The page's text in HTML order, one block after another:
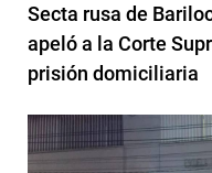
Secta rusa de
apeló a la Corte
prisión domiciliaria